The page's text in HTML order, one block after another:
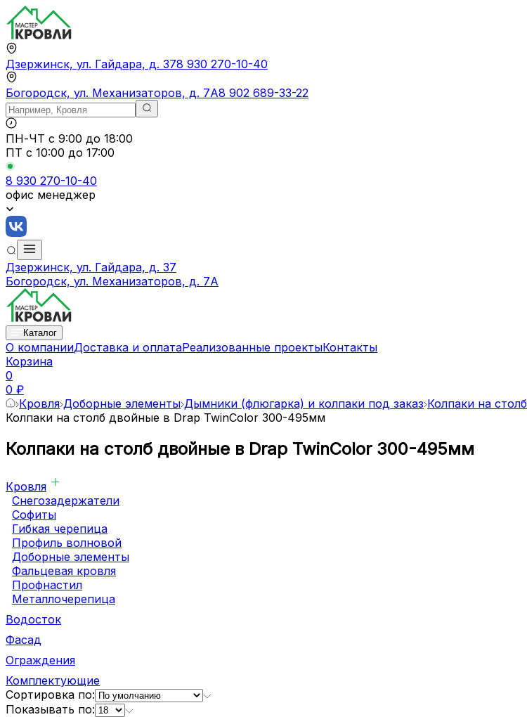
Дзержинск, ул. Гайдара, д. 378 930 270-10-40
Богородск, ул. Механизаторов, д. 7А8 902 689-33-22
ПН-ЧТ с 9:00 до 18:00
ПТ с 10:00 до 17:00
8 930 270-10-40
офис менеджер
Дзержинск, ул. Гайдара, д. 37
Богородск, ул. Механизаторов, д. 7А
Каталог
О компанииДоставка и оплатаРеализованные проектыКонтакты
Корзина
0
0 ₽
Кровля Доборные элементы Дымники (флюгарка) и колпаки под заказ Колпаки на столб
Колпаки на столб двойные в Drap TwinColor 300-495мм
Колпаки на столб двойные в Drap TwinColor 300-495мм
Кровля
Снегозадержатели
Софиты
Гибкая черепица
Профиль волновой
Доборные элементы
Фальцевая кровля
Профнастил
Металлочерепица
Водосток
Фасад
Ограждения
Комплектующие
Сортировка по:
Показывать по: